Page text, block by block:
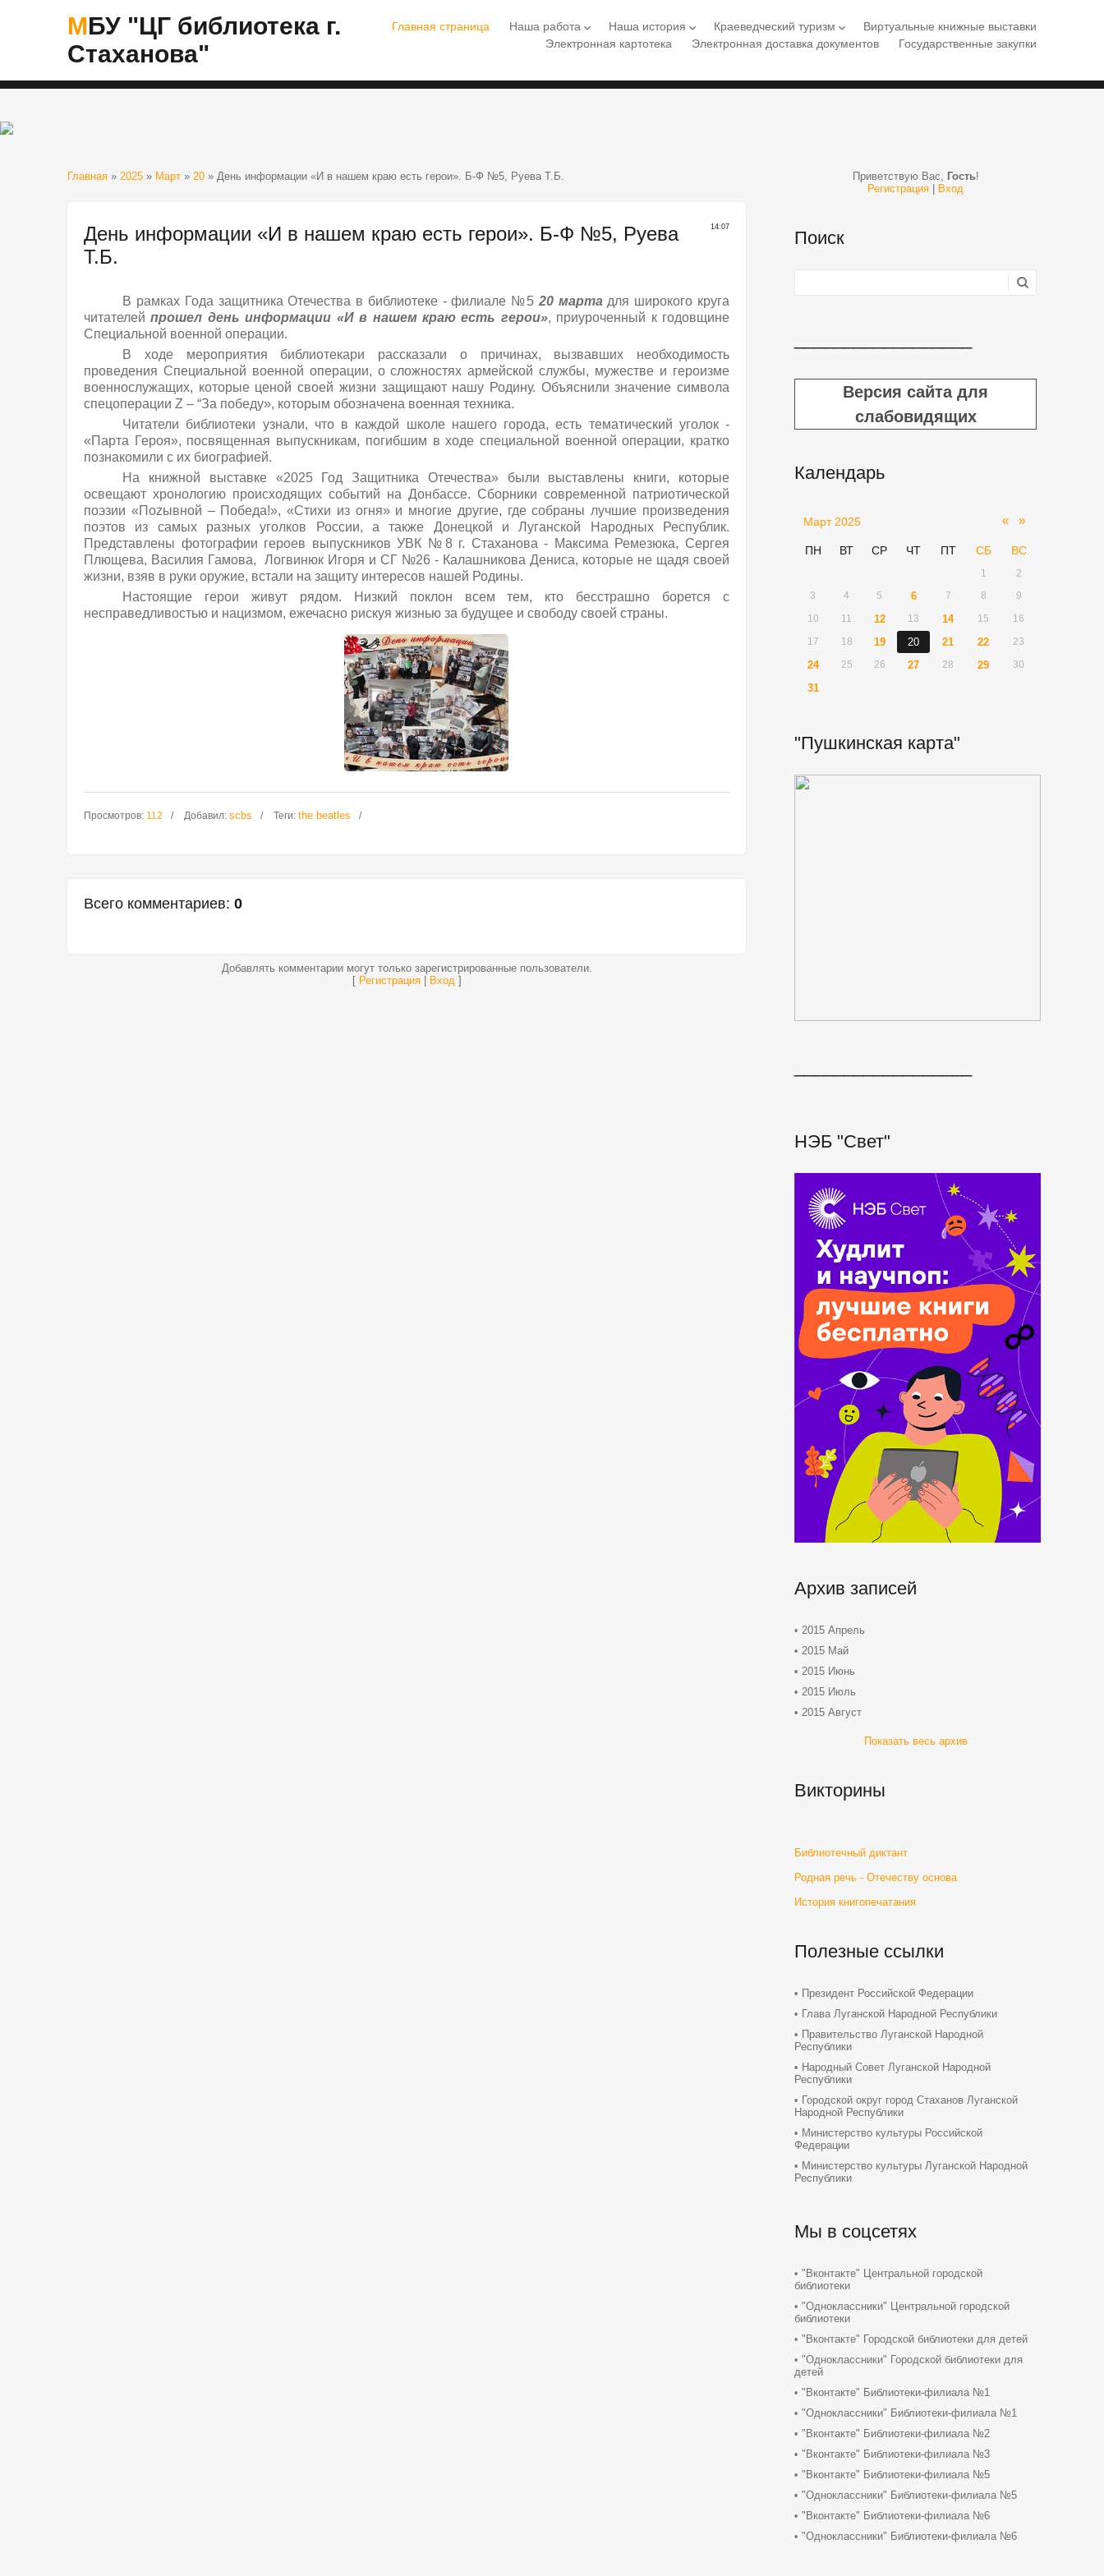
МБУ "ЦГ библиотека г.
Стаханова"
Главная страница Наша работа keyboard_arrow_down Наша история keyboard_arrow_down Краеведческий туризм keyboard_arrow_down
Виртуальные книжные выставки
Электронная картотека
Электронная доставка документов Государственные закупки
Главная » 2025 » Март » 20 » День информации «И в нашем краю есть герои». Б-Ф №5, Руева Т.Б.
14:07
День информации «И в нашем краю есть герои». Б-Ф №5, Руева
Т.Б.
В рамках Года защитника Отечества в библиотеке - филиале №5 20 марта для широкого круга
читателейпрошел день информации «И в нашем краю есть герои», приуроченный к годовщине
Специальной военной операции.
В ходе мероприятия библиотекари рассказали о причинах, вызвавших необходимость
проведения Специальной военной операции, о сложностях армейской службы, мужестве и героизме
военнослужащих, которые ценой своей жизни защищают нашу Родину. Объяснили значение символа
спецоперации Z – “За победу», которым обозначена военная техника.
Читатели библиотеки узнали, что в каждой школе нашего города, есть тематический уголок -
«Парта Героя», посвященная выпускникам, погибшим в ходе специальной военной операции, кратко
познакомили с их биографией.
На книжной выставке «2025 Год Защитника Отечества» были выставлены книги, которые
освещают хронологию происходящих событий на Донбассе. Сборники современной патриотической
поэзии «Поzывной – Победа!», «Стихи из огня» и многие другие, где собраны лучшие произведения
поэтов из самых разных уголков России, а также Донецкой и Луганской Народных Республик.
Представлены фотографии героев выпускников УВК №8 г. Стаханова - Максима Ремезюка, Сергея
Плющева, Василия Гамова, Логвинюк Игоря и СГ №26 - Калашникова Дениса, которые не щадя своей
жизни, взяв в руки оружие, встали на защиту интересов нашей Родины.
Настоящие герои живут рядом. Низкий поклон всем тем, кто бесстрашно борется с
несправедливостью и нацизмом, ежечасно рискуя жизнью за будущее и свободу своей страны.
Просмотров: 112 Добавил: scbs Теги: the beatles
Всего комментариев: 0
Добавлять комментарии могут только зарегистрированные пользователи.
[ Регистрация| Вход]
Приветствую Вас, Гость!
Регистрация
Вход
Поиск
Версия сайта для
слабовидящих
Календарь
«
Март 2025 »
ПН ВТ СР ЧТ ПТ СБ ВС
1
2
3
4 5 6 7 8
9
10
11 12 13 14 15
16
17
18 19 20 21 22 23
24 25 26 27 28 29 30
31
"Пушкинская карта"
НЭБ "Свет"
Архив записей
2015 Апрель
2015 Май
2015 Июнь
2015 Июль
2015 Август
Показать весь архив
Викторины
Библиотечный диктант
Родная речь - Отечеству основа
История книгопечатания
Полезные ссылки
Президент Российской Федерации
Глава Луганской Народной Республики
Правительство Луганской Народной
Республики
Народный Совет Луганской Народной
Республики
Городской округ город Стаханов Луганской
Народной Республики
Министерство культуры Российской
Федерации
Министерство культуры Луганской Народной
Республики
Мы в соцсетях
"Вконтакте" Центральной городской
библиотеки
"Одноклассники" Центральной городской
библиотеки
"Вконтакте" Городской библиотеки для детей
"Одноклассники" Городской библиотеки для
детей
"Вконтакте" Библиотеки-филиала №1
"Одноклассники" Библиотеки-филиала №1
"Вконтакте" Библиотеки-филиала №2
"Вконтакте" Библиотеки-филиала №3
"Вконтакте" Библиотеки-филиала №5
"Одноклассники" Библиотеки-филиала №5
"Вконтакте" Библиотеки-филиала №6
"Одноклассники" Библиотеки-филиала №6